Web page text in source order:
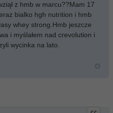
z hmb w marcu??Mam 17
bialko hgh nutrition i hmb
whey strong.Hmb jeszcze
i myślałem nad crevolution i
wycinka na lato.